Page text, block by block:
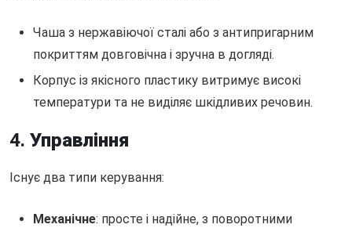
Чаша з нержавіючої сталі або з антипригарним
покриттям довговічна і зручна в догляді.
Корпус із якісного пластику витримує високі
температури та не виділяє шкідливих речовин.
4. Управління
Існує два типи керування:
Механічне: просте і надійне, з поворотними